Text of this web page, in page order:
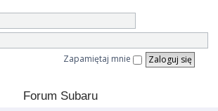
Zapamiętaj mnie
Forum Subaru